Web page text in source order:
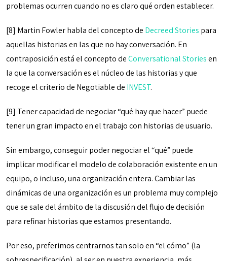
problemas ocurren cuando no es claro qué orden establecer.
[8] Martin Fowler habla del concepto de Decreed Stories para
aquellas historias en las que no hay conversación. En
contraposición está el concepto deConversational Storiesen
la que la conversación es el núcleo de las historias y que
recoge el criterio de Negotiable de INVEST.
[9] Tener capacidad de negociar “qué hay que hacer” puede
tener un gran impacto en el trabajo con historias de usuario.
Sin embargo, conseguir poder negociar el “qué” puede
implicar modificar el modelo de colaboración existente en un
equipo, o incluso, una organización entera. Cambiar las
dinámicas de una organización es un problema muy complejo
que se sale del ámbito de la discusión del flujo de decisión
para refinar historias que estamos presentando.
Por eso, preferimos centrarnos tan solo en “el cómo” (la